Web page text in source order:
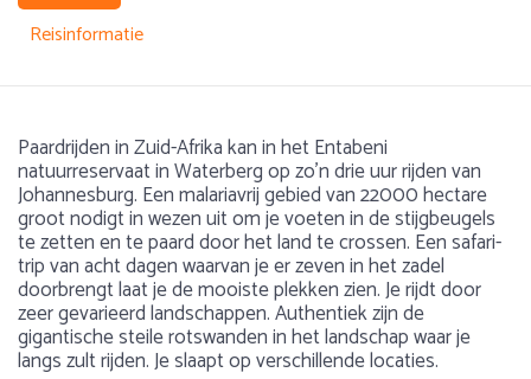
Reisinformatie
Paardrijden in Zuid-Afrika kan in het Entabeni
natuurreservaat in Waterberg op zo’n drie uur rijden van
Johannesburg. Een malariavrij gebied van 22000 hectare
groot nodigt in wezen uit om je voeten in de stijgbeugels
te zetten en te paard door het land te crossen. Een safari-
trip van acht dagen waarvan je er zeven in het zadel
doorbrengt laat je de mooiste plekken zien. Je rijdt door
zeer gevarieerd landschappen. Authentiek zijn de
gigantische steile rotswanden in het landschap waar je
langs zult rijden. Je slaapt op verschillende locaties.